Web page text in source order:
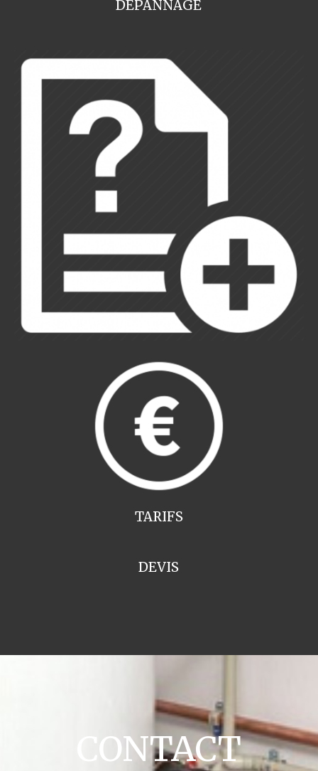
DEPANNAGE
TARIFS
DEVIS
CONTACT